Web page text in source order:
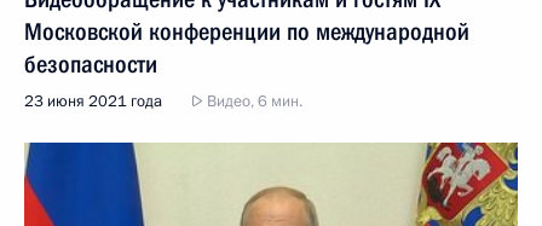
Московской конференции по международной
безопасности
23 июня 2021 года Видео, 6 мин.